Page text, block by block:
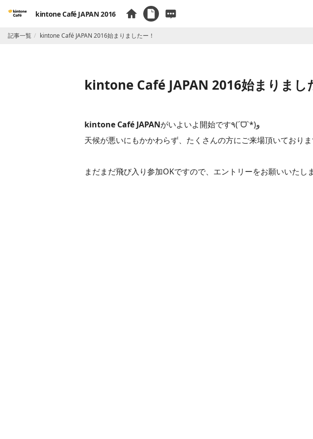
kintone Café JAPAN 2016
記事一覧 kintone Café JAPAN 2016始まりましたー！
kintone Café JAPAN 2016始まりまし
kintone Café JAPAN
がいよいよ開始です٩(ˊᗜˋ*)و
天候が悪いにもかかわらず、たくさんの方にご来場頂いておりま
まだまだ飛び入り参加OKですので、エントリーをお願いいた